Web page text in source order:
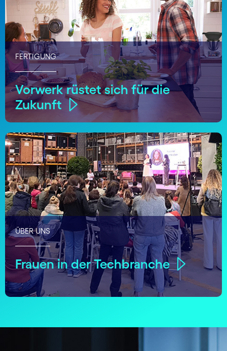
FERTIGUNG
Vorwerk rüstet sich für die
Zukunft
ÜBER UNS
Frauen in der Techbranche